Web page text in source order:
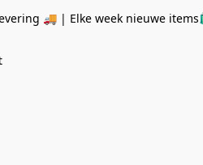
🚚 | Elke week nieuwe